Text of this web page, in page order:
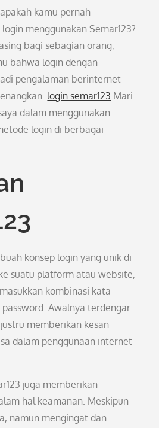
kamu pernah
menggunakan Semar123?
bagi sebagian orang,
bahwa login dengan
pengalaman berinternet
login semar123 Mari
dalam menggunakan
login di berbagai
konsep login yang unik di
suatu platform atau website,
kombinasi kata
password. Awalnya terdengar
memberikan kesan
dalam penggunaan internet
juga memberikan
hal keamanan. Meskipun
namun mengingat dan